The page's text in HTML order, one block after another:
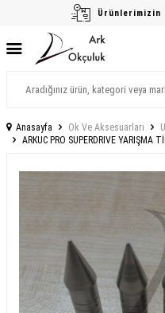
Ürünlerimizin
Anasayfa Ok Ve Aksesuarları
ARKUC PRO SUPERDRIVE YARIŞMA